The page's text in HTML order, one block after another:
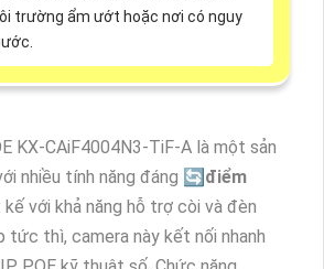
trường ẩm ướt hoặc nơi có nguy
KX-CAiF4004N3-TiF-A là một sản
nhiều tính năng đáng 🔄 điểm
với khả năng hỗ trợ còi và đèn
tức thì, camera này kết nối nhanh